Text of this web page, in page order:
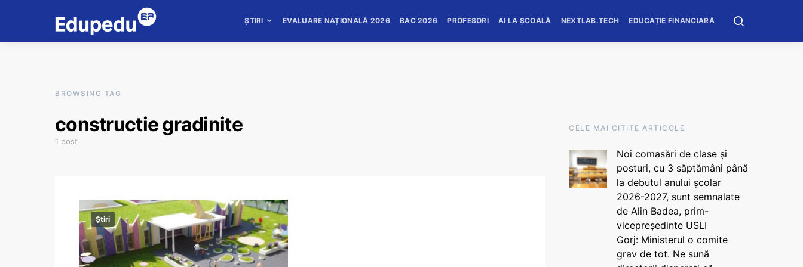
ȘTIRI EVALUARE NAȚIONALĂ 2026 BAC 2026 PROFESORI AI LA ȘCOALĂ NEXTLAB.TECH EDUCAȚIE FINANCIARĂ
BROWSING TAG
constructie gradinite
1 post
Știri
CELE MAI CITITE ARTICOLE
Noi comasări de clase și
posturi, cu 3 săptămâni până
la debutul anului școlar
2026-2027, sunt semnalate
de Alin Badea, prim-
vicepreședinte USLI
Gorj: Ministerul o comite
grav de tot. Ne sună